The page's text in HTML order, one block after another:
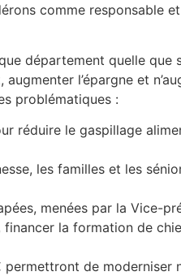
comme responsable
département quelle que
l’épargne et
problématiques :
réduire le gaspillage
les familles et les
menées par la Vice-
la formation de
de moderniser